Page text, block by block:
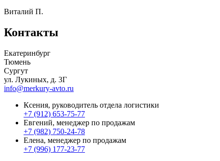
Виталий П.
Контакты
Екатеринбург
Тюмень
Сургут
ул. Лукиных, д. 3Г
info@merkury-avto.ru
Ксения, руководитель отдела логистики
+7 (912) 653-75-77
Евгений, менеджер по продажам
+7 (982) 750-24-78
Елена, менеджер по продажам
+7 (996) 177-23-77